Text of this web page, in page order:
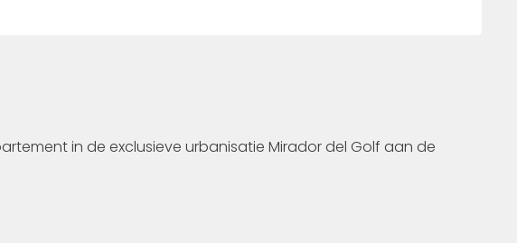
in de exclusieve urbanisatie Mirador del Golf aan de